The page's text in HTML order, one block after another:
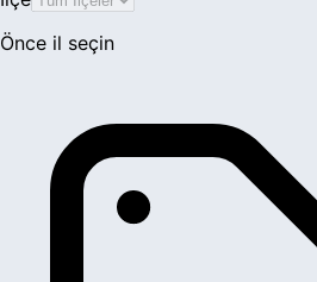
Önce il seçin